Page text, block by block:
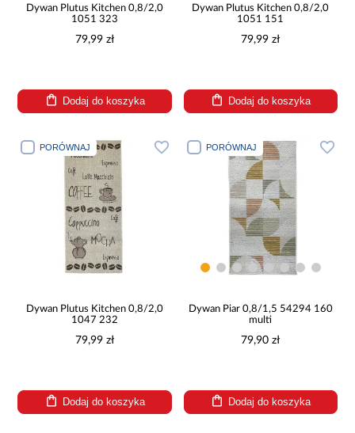
Dywan Plutus Kitchen 0,8/2,0
1051 323
79,99 zł
Dodaj do koszyka
Dywan Plutus Kitchen 0,8/2,0
1051 151
79,99 zł
Dodaj do koszyka
PORÓWNAJ
Dywan Plutus Kitchen 0,8/2,0
1047 232
79,99 zł
Dodaj do koszyka
PORÓWNAJ
Dywan Piar 0,8/1,5 54294 160
multi
79,90 zł
Dodaj do koszyka